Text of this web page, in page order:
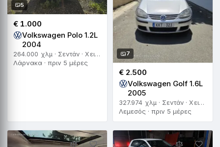
5
€ 1.000
Volkswagen Polo 1.2L
2004
264.000 χλμ · Σεντάν · Χειροκίνητο
Λάρνακα · πριν 5 μέρες
7
€ 2.500
Volkswagen Golf 1.6L
2005
327.974 χλμ · Σεντάν · Χειροκίνητο
Λεμεσός · πριν 5 μέρες